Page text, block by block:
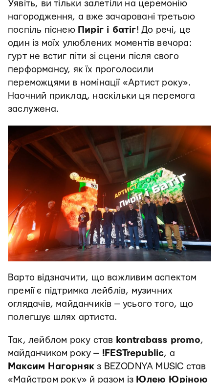
Уявіть, ви тільки залетіли на церемонію
нагородження, а вже зачаровані третьою
поспіль піснею Пиріг і батіг! До речі, це
один із моїх улюблених моментів вечора:
гурт не встиг піти зі сцени після свого
перформансу, як їх проголосили
переможцями в номінації «Артист року».
Наочний приклад, наскільки ця перемога
заслужена.
Варто відзначити, що важливим аспектом
премії є підтримка лейблів, музичних
оглядачів, майданчиків — усього того, що
полегшує шлях артиста.
Так, лейблом року став kontrabass promo,
майданчиком року — !FESTrepublic, а
Максим Нагорняк з BEZODNYA MUSIC став
«Майстром року» й разом із Юлею Юріною